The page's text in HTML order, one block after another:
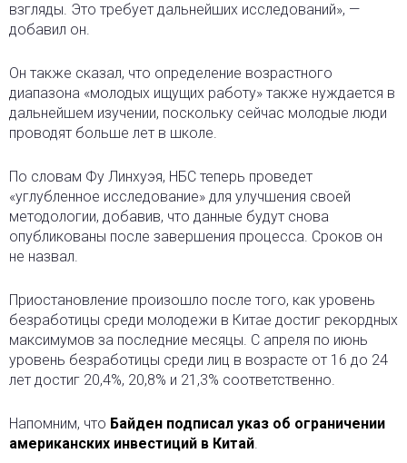
взгляды. Это требует дальнейших исследований», —
добавил он.
Он также сказал, что определение возрастного
диапазона «молодых ищущих работу» также нуждается в
дальнейшем изучении, поскольку сейчас молодые люди
проводят больше лет в школе.
По словам Фу Линхуэя, НБС теперь проведет
«углубленное исследование» для улучшения своей
методологии, добавив, что данные будут снова
опубликованы после завершения процесса. Сроков он
не назвал.
Приостановление произошло после того, как уровень
безработицы среди молодежи в Китае достиг рекордных
максимумов за последние месяцы. С апреля по июнь
уровень безработицы среди лиц в возрасте от 16 до 24
лет достиг 20,4%, 20,8% и 21,3% соответственно.
Напомним, что Байден подписал указ об ограничении
американских инвестиций в Китай.